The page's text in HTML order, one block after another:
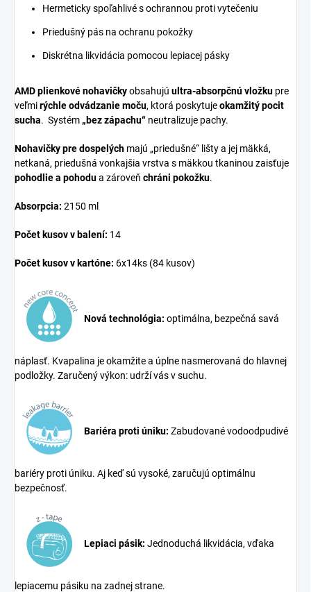
Hermeticky spoľahlivé s ochrannou proti vytečeniu
Priedušný pás na ochranu pokožky
Diskrétna likvidácia pomocou lepiacej pásky
AMD plienkové nohavičkyobsahujú ultra-absorpčnúvložku pre
veľmirýchle odvádzanie moču, ktorá poskytujeokamžitý pocit
sucha. Systém „bez zápachu“ neutralizuje pachy.
Nohavičky pre dospelých majú „priedušné“ lišty a jej mäkká,
netkaná, priedušná vonkajšia vrstva s mäkkou tkaninou zaisťuje
pohodlie a pohodua zároveň chráni pokožku.
Absorpcia: 2150 ml
Počet kusov v balení: 14
Počet kusov v kartóne: 6x14ks (84 kusov)
Nová technológia: optimálna, bezpečná savá
náplasť. Kvapalina je okamžite a úplne nasmerovaná do hlavnej
podložky. Zaručený výkon: udrží vás v suchu.
Bariéra proti úniku: Zabudované vodoodpudivé
bariéry proti úniku. Aj keď sú vysoké, zaručujú optimálnu
bezpečnosť.
Lepiaci pásik: Jednoduchá likvidácia, vďaka
lepiacemu pásiku na zadnej strane.